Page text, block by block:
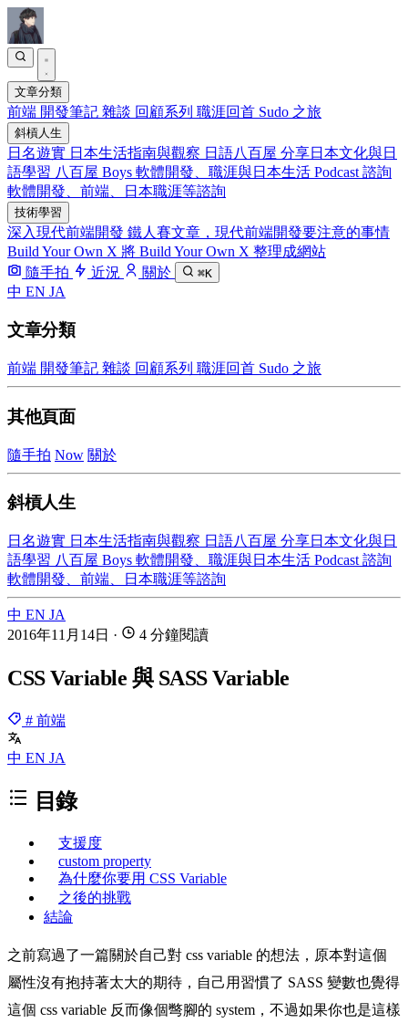
文章分類
前端 開發筆記 雜談 回顧系列 職涯回首 Sudo 之旅
斜槓人生
日名遊實 日本生活指南與觀察 日語八百屋 分享日本文化與日
語學習 八百屋 Boys 軟體開發、職涯與日本生活 Podcast 諮詢
軟體開發、前端、日本職涯等諮詢
技術學習
深入現代前端開發 鐵人賽文章，現代前端開發要注意的事情
Build Your Own X 將 Build Your Own X 整理成網站
隨手拍
近況 關於 ⌘K
中 EN JA
文章分類
前端 開發筆記 雜談 回顧系列 職涯回首 Sudo 之旅
其他頁面
隨手拍 Now 關於
斜槓人生
日名遊實 日本生活指南與觀察 日語八百屋 分享日本文化與日
語學習 八百屋 Boys 軟體開發、職涯與日本生活 Podcast 諮詢
軟體開發、前端、日本職涯等諮詢
中 EN JA
2016年11月14日 · 4 分鐘閱讀
CSS Variable 與 SASS Variable
# 前端
中 EN JA
目錄
支援度
custom property
為什麼你要用 CSS Variable
之後的挑戰
結論
之前寫過了一篇關於自己對 css variable 的想法，原本對這個
屬性沒有抱持著太大的期待，自己用習慣了 SASS 變數也覺得
這個 css variable 反而像個彆腳的 system，不過如果你也是這樣